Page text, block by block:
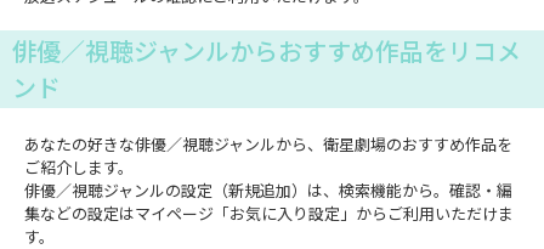
俳優／視聴ジャンルからおすすめ作品をリコメ
ンド
あなたの好きな俳優／視聴ジャンルから、衛星劇場のおすすめ作品を
ご紹介します。
俳優／視聴ジャンルの設定（新規追加）は、検索機能から。確認・編
集などの設定はマイページ「お気に入り設定」からご利用いただけま
す。